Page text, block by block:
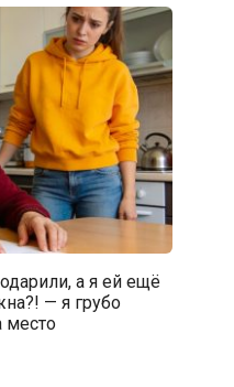
а я ей ещё
— я грубо
место